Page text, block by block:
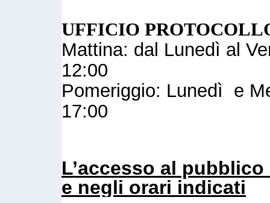
UFFICIO
Mattina: dal Lunedì al
12:00
Pomeriggio: Lunedì e
17:00
L’accesso al
e negli orari indicati